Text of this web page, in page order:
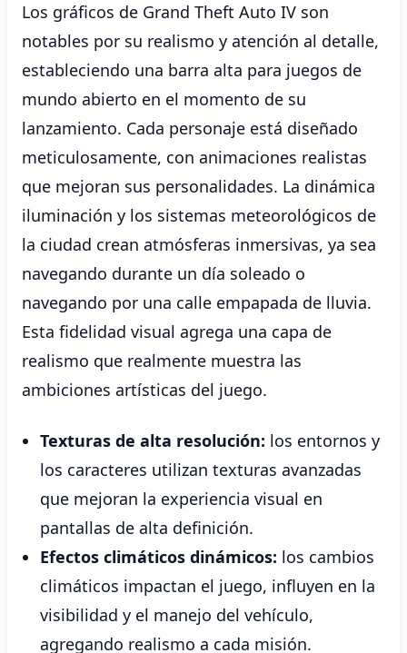
Los gráficos de Grand Theft Auto IV son
notables por su realismo y atención al detalle,
estableciendo una barra alta para juegos de
mundo abierto en el momento de su
lanzamiento. Cada personaje está diseñado
meticulosamente, con animaciones realistas
que mejoran sus personalidades. La dinámica
iluminación y los sistemas meteorológicos de
la ciudad crean atmósferas inmersivas, ya sea
navegando durante un día soleado o
navegando por una calle empapada de lluvia.
Esta fidelidad visual agrega una capa de
realismo que realmente muestra las
ambiciones artísticas del juego.
Texturas de alta resolución: los entornos y
los caracteres utilizan texturas avanzadas
que mejoran la experiencia visual en
pantallas de alta definición.
Efectos climáticos dinámicos: los cambios
climáticos impactan el juego, influyen en la
visibilidad y el manejo del vehículo,
agregando realismo a cada misión.